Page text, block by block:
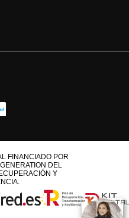
FINANCIADO POR
DEL
Y